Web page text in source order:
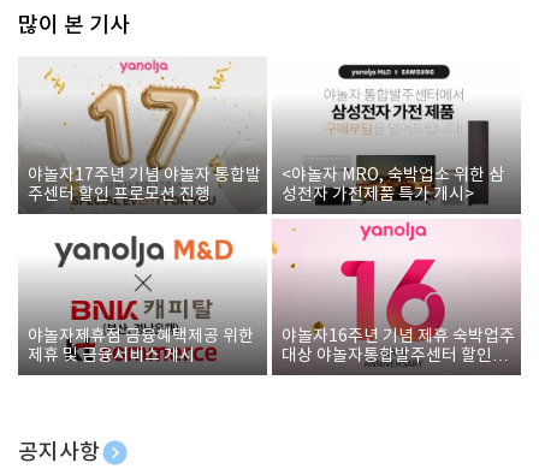
많이 본 기사
야놀자17주년 기념 야놀자 통합발
주센터 할인 프로모션 진행
<야놀자 MRO, 숙박업소 위한 삼
성전자 가전제품 특가 개시>
야놀자제휴점 금융혜택제공 위한
제휴 및 금융서비스 게시
야놀자16주년 기념 제휴 숙박업주
대상 야놀자통합발주센터 할인쿠
폰 증정
공지사항
[호텔업] 개인정보 처리방침 개정본1 (19.09.02)